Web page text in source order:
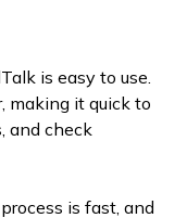
is easy to use.
making it quick to
and check
is fast, and